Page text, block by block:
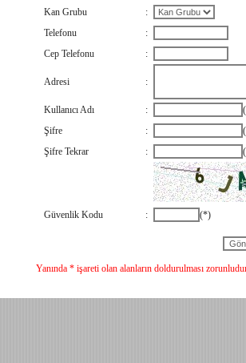
Kan Grubu
:
Telefonu
:
Cep Telefonu
:
Adresi :
Kullanıcı Adı :
Şifre
:
Şifre Tekrar
:
Güvenlik Kodu : (*)
Yanında * işareti olan alanların doldurulması